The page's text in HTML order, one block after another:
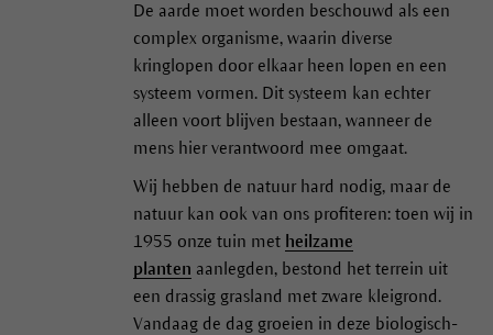
De aarde moet worden beschouwd als een
complex organisme, waarin diverse
kringlopen door elkaar heen lopen en een
systeem vormen. Dit systeem kan echter
alleen voort blijven bestaan, wanneer de
mens hier verantwoord mee omgaat.
Wij hebben de natuur hard nodig, maar de
natuur kan ook van ons profiteren: toen wij in
1955 onze tuin met heilzame
planten aanlegden, bestond het terrein uit
een drassig grasland met zware kleigrond.
Vandaag de dag groeien in deze biologisch-